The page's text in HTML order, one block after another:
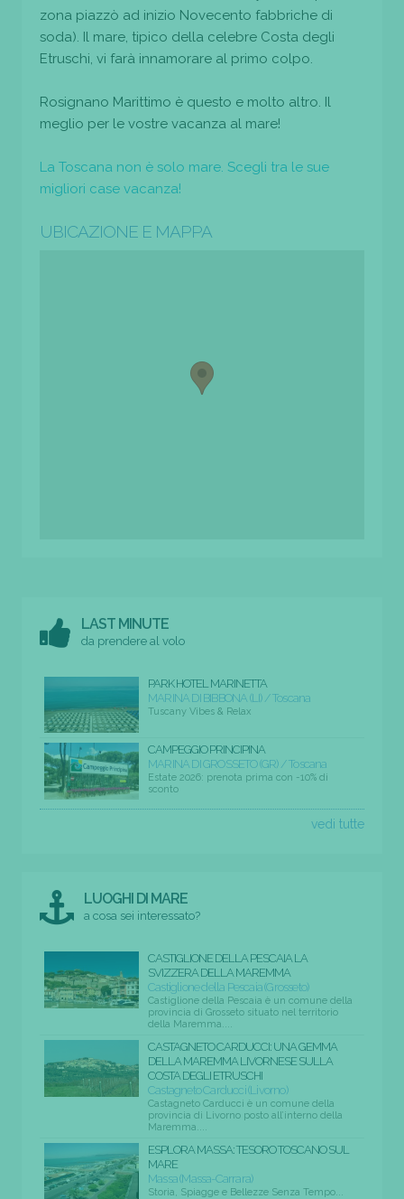
zona piazzò ad inizio Novecento fabbriche di
soda). Il mare, tipico della celebre Costa degli
Etruschi, vi farà innamorare al primo colpo.
Rosignano Marittimo è questo e molto altro. Il
meglio per le vostre vacanza al mare!
La Toscana non è solo mare. Scegli tra le sue
migliori case vacanza!
UBICAZIONE E MAPPA
LAST MINUTE
da prendere al volo
PARK HOTEL MARINETTA
MARINA DI BIBBONA (LI) / Toscana
Tuscany Vibes & Relax
CAMPEGGIO PRINCIPINA
MARINA DI GROSSETO (GR) / Toscana
Estate 2026: prenota prima con -10% di
sconto
vedi tutte
LUOGHI DI MARE
a cosa sei interessato?
CASTIGLIONE DELLA PESCAIA LA
SVIZZERA DELLA MAREMMA
Castiglione della Pescaia (Grosseto)
Castiglione della Pescaia è un comune della
provincia di Grosseto situato nel territorio
della Maremma....
CASTAGNETO CARDUCCI: UNA GEMMA
DELLA MAREMMA LIVORNESE SULLA
COSTA DEGLI ETRUSCHI
Castagneto Carducci (Livorno)
Castagneto Carducci è un comune della
provincia di Livorno posto all’interno della
Maremma....
ESPLORA MASSA: TESORO TOSCANO SUL
MARE
Massa (Massa-Carrara)
Storia, Spiagge e Bellezze Senza Tempo...